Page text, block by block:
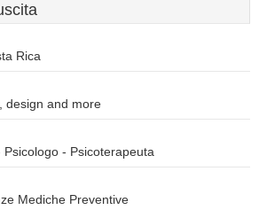
Rica
design and more
Psicologo - Psicoterapeuta
Mediche Preventive